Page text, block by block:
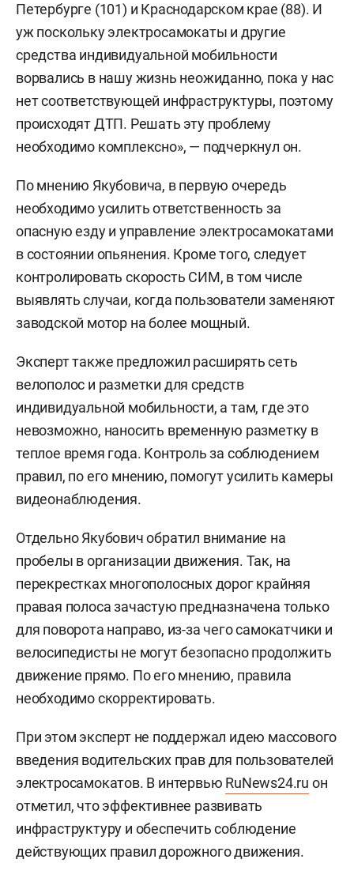
Петербурге (101) и Краснодарском крае (88). И
уж поскольку электросамокаты и другие
средства индивидуальной мобильности
ворвались в нашу жизнь неожиданно, пока у нас
нет соответствующей инфраструктуры, поэтому
происходят ДТП. Решать эту проблему
необходимо комплексно», — подчеркнул он.
По мнению Якубовича, в первую очередь
необходимо усилить ответственность за
опасную езду и управление электросамокатами
в состоянии опьянения. Кроме того, следует
контролировать скорость СИМ, в том числе
выявлять случаи, когда пользователи заменяют
заводской мотор на более мощный.
Эксперт также предложил расширять сеть
велополос и разметки для средств
индивидуальной мобильности, а там, где это
невозможно, наносить временную разметку в
теплое время года. Контроль за соблюдением
правил, по его мнению, помогут усилить камеры
видеонаблюдения.
Отдельно Якубович обратил внимание на
пробелы в организации движения. Так, на
перекрестках многополосных дорог крайняя
правая полоса зачастую предназначена только
для поворота направо, из-за чего самокатчики и
велосипедисты не могут безопасно продолжить
движение прямо. По его мнению, правила
необходимо скорректировать.
При этом эксперт не поддержал идею массового
введения водительских прав для пользователей
электросамокатов. В интервью RuNews24.ru он
отметил, что эффективнее развивать
инфраструктуру и обеспечить соблюдение
действующих правил дорожного движения.